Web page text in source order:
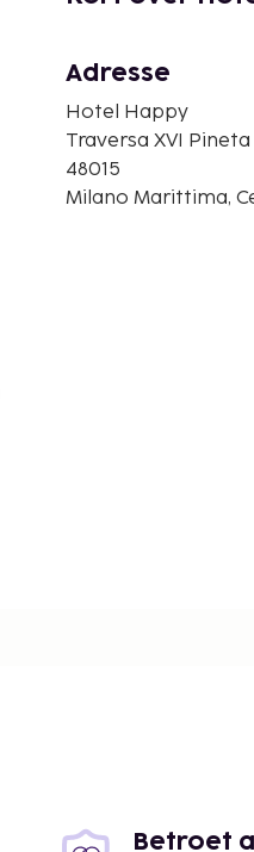
Adresse
Hotel Happy
Traversa XVI Pineta
48015
Milano Marittima,
Betroet